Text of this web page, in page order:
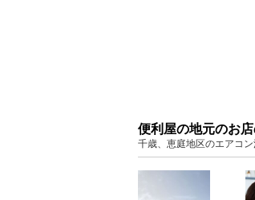
便利屋の地元のお
千歳、恵庭地区のエアコ